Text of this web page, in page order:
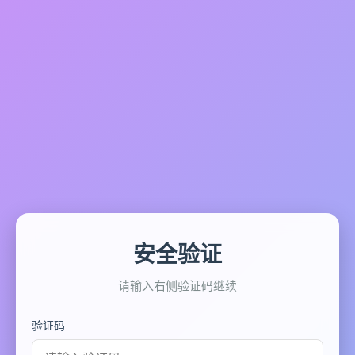
安全验证
请输入右侧验证码继续
验证码